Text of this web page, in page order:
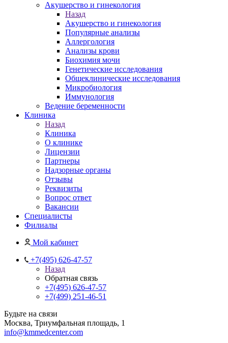
Акушерство и гинекология
Назад
Акушерство и гинекология
Популярные анализы
Аллергология
Анализы крови
Биохимия мочи
Генетические исследования
Общеклинические исследования
Микробиология
Иммунология
Ведение беременности
Клиника
Назад
Клиника
О клинике
Лицензии
Партнеры
Надзорные органы
Отзывы
Реквизиты
Вопрос ответ
Вакансии
Специалисты
Филиалы
Мой кабинет
+7(495) 626-47-57
Назад
Обратная связь
+7(495) 626-47-57
+7(499) 251-46-51
Будьте на связи
Москва, Триумфальная площадь, 1
info@kmmedcenter.com